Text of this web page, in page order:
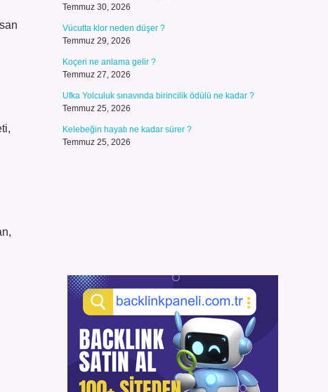
Temmuz 30, 2026
Vücutta klor neden düşer ?
Temmuz 29, 2026
Koçeri ne anlama gelir ?
Temmuz 27, 2026
Ufka Yolculuk sınavında birincilik ödülü ne kadar ?
Temmuz 25, 2026
Kelebeğin hayatı ne kadar sürer ?
Temmuz 25, 2026